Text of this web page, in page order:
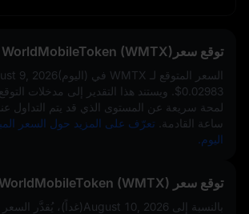
توقع سعرWorldMobileToken (WMTX) لليوم
السعر المتوقع لـ WMTX في August 9, 2026(اليوم)
$0.02983 . ويستند هذا التقدير إلى مدخلات
ساعة القادمة.
اليوم.
توقع سعر WorldMobileToken (WMTX) غدًا